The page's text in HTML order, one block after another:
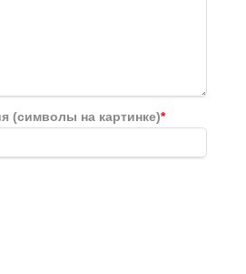
(символы на картинке)*